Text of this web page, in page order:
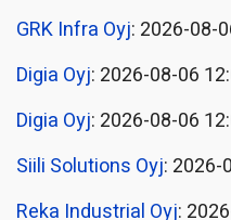
GRK Infra Oyj: 2026-08-
Digia Oyj: 2026-08-06
Digia Oyj: 2026-08-06
Siili Solutions Oyj: 2026-
Reka Industrial Oyj: